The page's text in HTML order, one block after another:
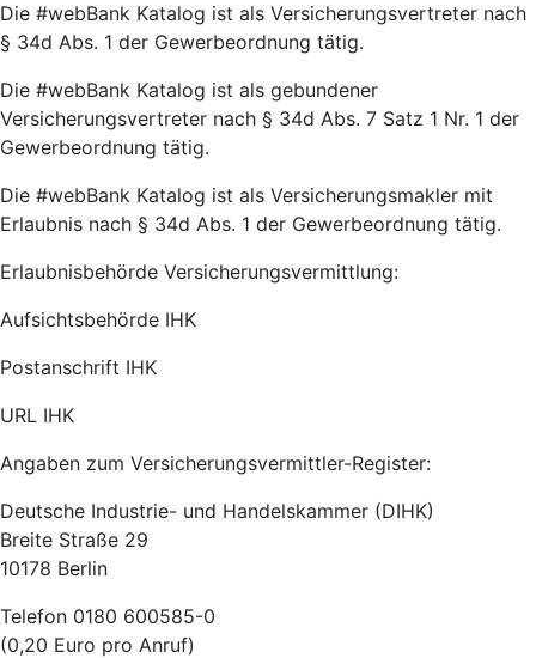
Die #webBank Katalog ist als Versicherungsvertreter nach
§ 34d Abs. 1 der Gewerbeordnung tätig.
Die #webBank Katalog ist als gebundener
Versicherungsvertreter nach § 34d Abs. 7 Satz 1 Nr. 1 der
Gewerbeordnung tätig.
Die #webBank Katalog ist als Versicherungsmakler mit
Erlaubnis nach § 34d Abs. 1 der Gewerbeordnung tätig.
Erlaubnisbehörde Versicherungsvermittlung:
Aufsichtsbehörde IHK
Postanschrift IHK
URL IHK
Angaben zum Versicherungsvermittler-Register:
Deutsche Industrie- und Handelskammer (DIHK)
Breite Straße 29
10178 Berlin
Telefon 0180 600585-0
(0,20 Euro pro Anruf)